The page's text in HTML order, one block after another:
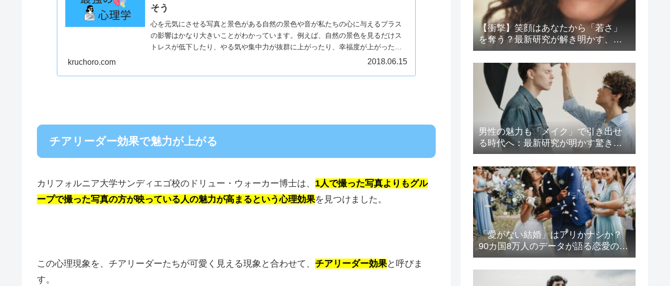
そう
心を元気にさせる写真と景色がある自然の景色や音が私たちの心に与えるプラス
の影響はかなり大きいことがわかっています。例えば、自然の景色を見るだけス
トレスが低下したり、やる気や集中力が抜群に上がったり、幸福度が上がったり
kruchoro.com 2018.06.15
チアリーダー効果で魅力が上がる
カリフォルニア大学サンディエゴ校のドリュー・ウォーカー博士は、 1人で撮った写真よりもグル
ープで撮った写真の方が映っている人の魅力が高まるという心理効果を見つけました。
この心理現象を、チアリーダーたちが可愛く見える現象と合わせて、 チアリーダー効果と呼びま
す。
【衝撃】笑顔はあなたから「若さ」
を奪う？最新研究が解き明かす、見
た目年齢と好感度の意外な関係
男性の魅力も「メイク」で引き出せ
る時代へ：最新研究が明かす驚きの
心理効果
「愛がない結婚」はアリかナシか？
90カ国8万人のデータが語る恋愛の生
存戦略